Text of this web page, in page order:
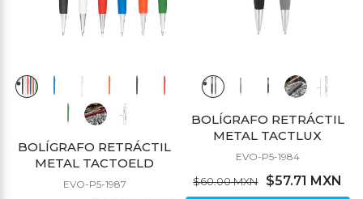
BOLÍGRAFO RETRÁCTIL
METAL TACTOELD
EVO-P5-1987
BOLÍGRAFO RETRÁCTIL
METAL TACTLUX
EVO-P5-1984
$60.00 MXN $57.71 MXN